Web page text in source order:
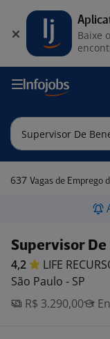
637 Vagas de Emprego de
Supervisor
4,2 LIFE
São Paulo - SP
R$ 3.290,00
Baixe